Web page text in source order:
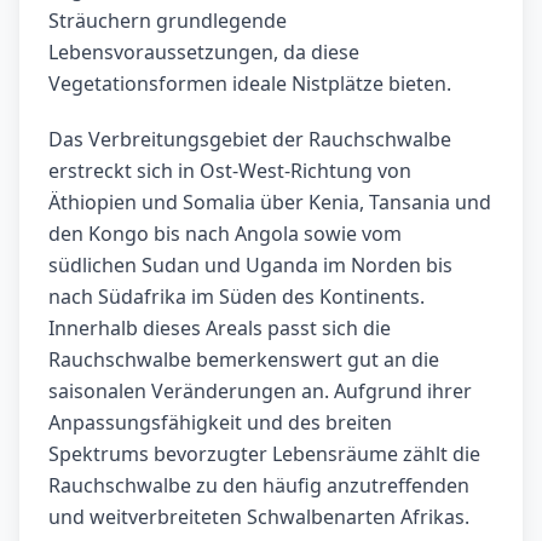
Sträuchern grundlegende
Lebensvoraussetzungen, da diese
Vegetationsformen ideale Nistplätze bieten.
Das Verbreitungsgebiet der Rauchschwalbe
erstreckt sich in Ost-West-Richtung von
Äthiopien und Somalia über Kenia, Tansania und
den Kongo bis nach Angola sowie vom
südlichen Sudan und Uganda im Norden bis
nach Südafrika im Süden des Kontinents.
Innerhalb dieses Areals passt sich die
Rauchschwalbe bemerkenswert gut an die
saisonalen Veränderungen an. Aufgrund ihrer
Anpassungsfähigkeit und des breiten
Spektrums bevorzugter Lebensräume zählt die
Rauchschwalbe zu den häufig anzutreffenden
und weitverbreiteten Schwalbenarten Afrikas.